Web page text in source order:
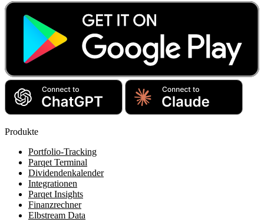
Produkte
Portfolio-Tracking
Parqet Terminal
Dividendenkalender
Integrationen
Parqet Insights
Finanzrechner
Elbstream Data